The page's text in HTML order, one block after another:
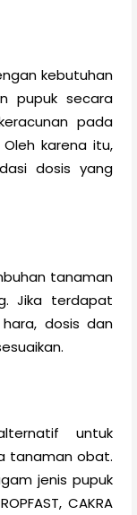
kebutuhan
pupuk secara
pada
karena itu,
dosis yang
tanaman
Jika terdapat
dosis dan
untuk
tanaman obat.
jenis pupuk
CAKRA